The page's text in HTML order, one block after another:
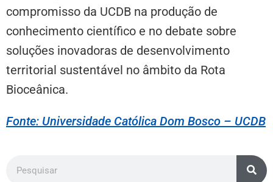
compromisso da UCDB na produção de
conhecimento científico e no debate sobre
soluções inovadoras de desenvolvimento
territorial sustentável no âmbito da Rota
Bioceânica.
Fonte: Universidade Católica Dom Bosco – UCDB